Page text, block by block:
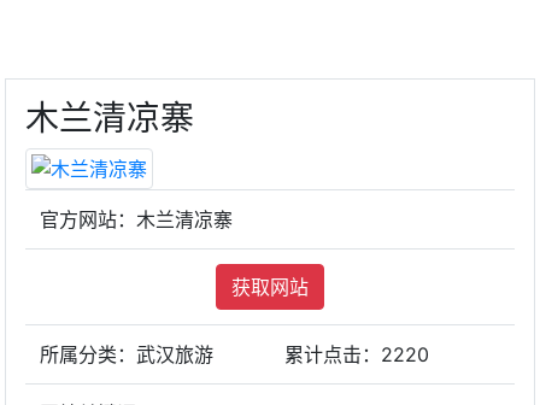
木兰清凉寨
官方网站：木兰清凉寨
获取网站
所属分类：武汉旅游 累计点击： 2220